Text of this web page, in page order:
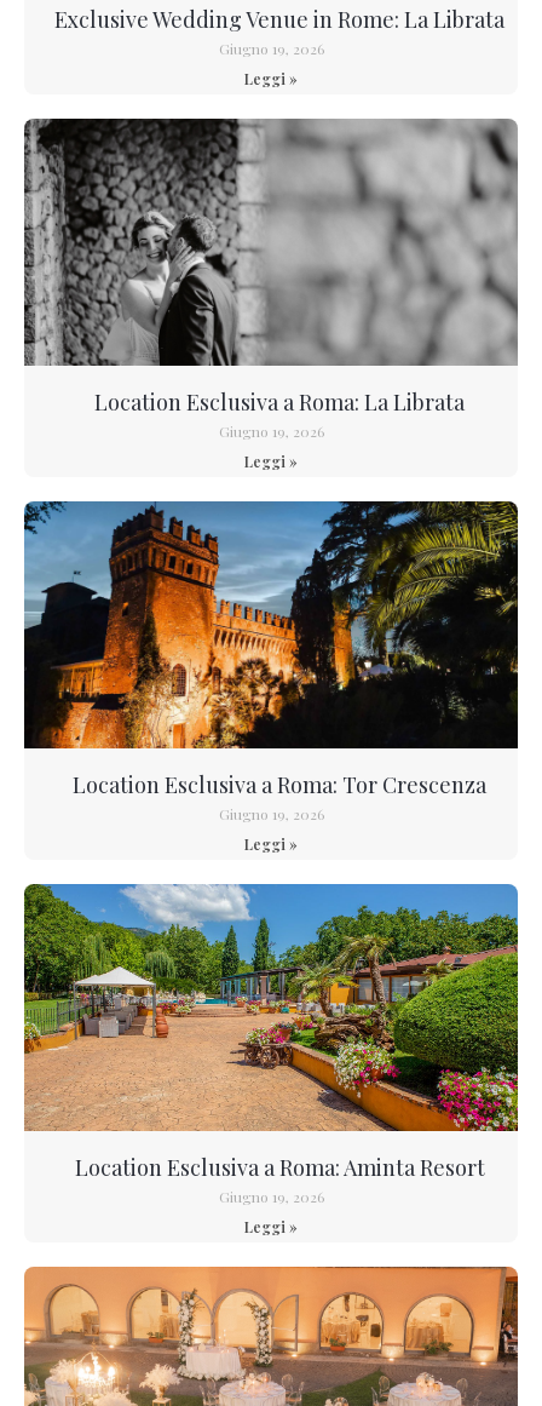
Exclusive Wedding Venue in Rome: La Librata
Giugno 19, 2026
Leggi »
Location Esclusiva a Roma: La Librata
Giugno 19, 2026
Leggi »
Location Esclusiva a Roma: Tor Crescenza
Giugno 19, 2026
Leggi »
Location Esclusiva a Roma: Aminta Resort
Giugno 19, 2026
Leggi »